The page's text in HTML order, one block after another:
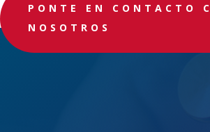
PONTE EN CONTACTO
NOSOTROS